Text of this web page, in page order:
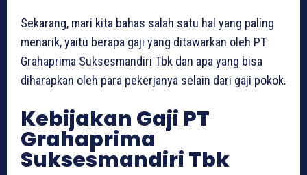
Sekarang, mari kita bahas salah satu hal yang paling
menarik, yaitu berapa gaji yang ditawarkan oleh PT
Grahaprima Suksesmandiri Tbk dan apa yang bisa
diharapkan oleh para pekerjanya selain dari gaji pokok.
Kebijakan Gaji PT
Grahaprima
Suksesmandiri Tbk